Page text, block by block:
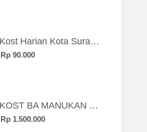
Kost Harian Kota Surabaya “Sierra Kost”
Rp 90.000
KOST BA MANUKAN SBY BRT
Rp 1.500.000